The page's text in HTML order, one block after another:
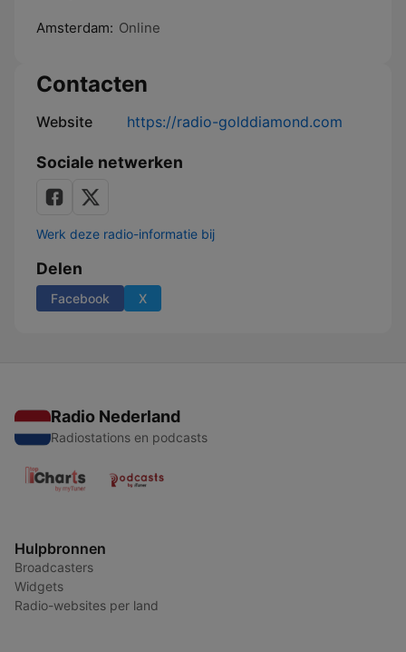
Amsterdam: Online
Contacten
Website https://radio-golddiamond.com
Sociale netwerken
Werk deze radio-informatie bij
Delen
Facebook X
Radio Nederland
Radiostations en podcasts
Hulpbronnen
Broadcasters
Widgets
Radio-websites per land